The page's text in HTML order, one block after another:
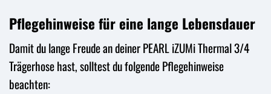
Pflegehinweise für eine lange Lebensdauer
Damit du lange Freude an deiner PEARL iZUMi Thermal 3/4
Trägerhose hast, solltest du folgende Pflegehinweise
beachten: